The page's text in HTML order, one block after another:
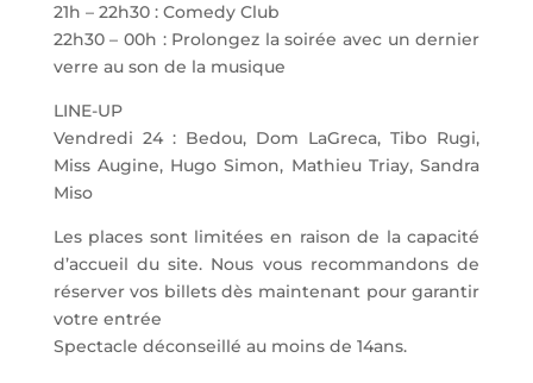
21h – 22h30 : Comedy Club
22h30 – 00h : Prolongez la soirée avec un dernier
verre au son de la musique
LINE-UP
Vendredi 24 : Bedou, Dom LaGreca, Tibo Rugi,
Miss Augine, Hugo Simon, Mathieu Triay, Sandra
Miso
Les places sont limitées en raison de la capacité
d’accueil du site. Nous vous recommandons de
réserver vos billets dès maintenant pour garantir
votre entrée
Spectacle déconseillé au moins de 14ans.